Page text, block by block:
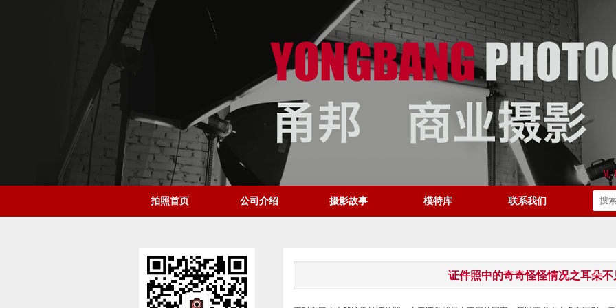
拍照首页 公司介绍 摄影故事 模特库 联系我们
证件照中的奇奇怪怪情况之耳朵不